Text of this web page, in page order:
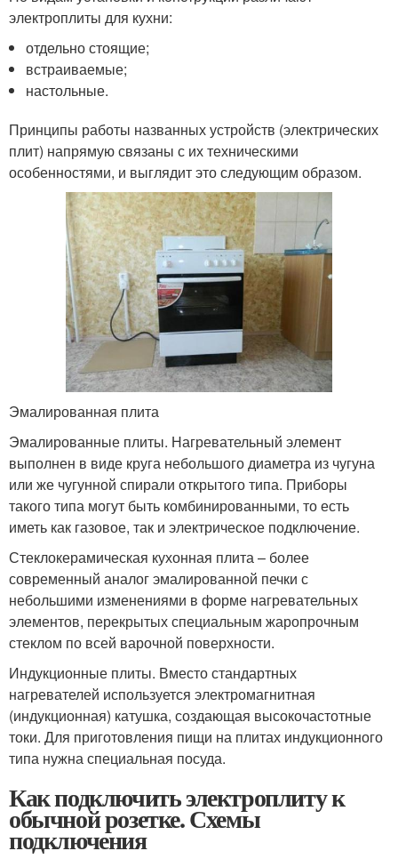
электроплиты для кухни:
отдельно стоящие;
встраиваемые;
настольные.
Принципы работы названных устройств (электрических
плит) напрямую связаны с их техническими
особенностями, и выглядит это следующим образом.
Эмалированная плита
Эмалированные плиты. Нагревательный элемент
выполнен в виде круга небольшого диаметра из чугуна
или же чугунной спирали открытого типа. Приборы
такого типа могут быть комбинированными, то есть
иметь как газовое, так и электрическое подключение.
Стеклокерамическая кухонная плита – более
современный аналог эмалированной печки с
небольшими изменениями в форме нагревательных
элементов, перекрытых специальным жаропрочным
стеклом по всей варочной поверхности.
Индукционные плиты. Вместо стандартных
нагревателей используется электромагнитная
(индукционная) катушка, создающая высокочастотные
токи. Для приготовления пищи на плитах индукционного
типа нужна специальная посуда.
Как подключить электроплиту к
обычной розетке. Схемы
подключения